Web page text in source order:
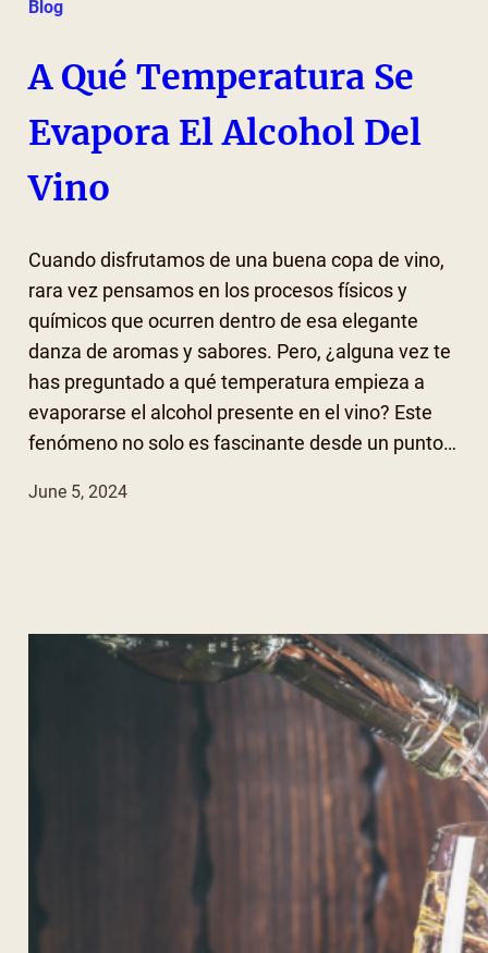
Blog
A Qué Temperatura Se
Evapora El Alcohol Del
Vino
Cuando disfrutamos de una buena copa de vino,
rara vez pensamos en los procesos físicos y
químicos que ocurren dentro de esa elegante
danza de aromas y sabores. Pero, ¿alguna vez te
has preguntado a qué temperatura empieza a
evaporarse el alcohol presente en el vino? Este
fenómeno no solo es fascinante desde un punto…
June 5, 2024